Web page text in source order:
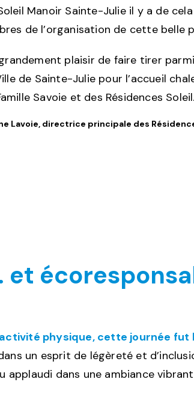
Manoir Sainte-Julie il y a de
de l’organisation de cette belle
plaisir de faire tirer
de Sainte-Julie pour l’accueil
Savoie et des Résidences
Lavoie, directrice principale des
et
physique, cette journée fut
un esprit de légèreté et
applaudi dans une ambiance